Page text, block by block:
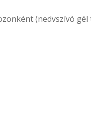
(nedvszívó